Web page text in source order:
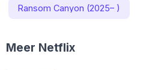
Ransom Canyon (2025– )
Meer Netflix